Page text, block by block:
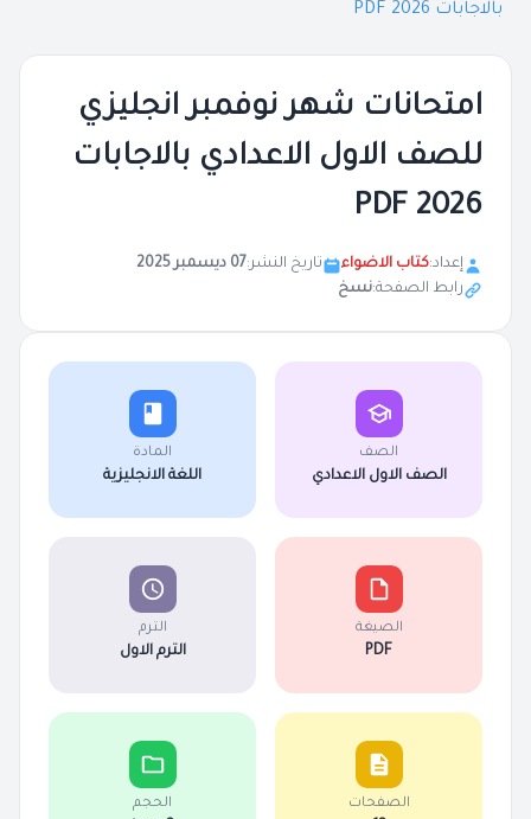
بالاجابات 2026 PDF
امتحانات شهر نوفمبر انجليزي
للصف الاول الاعدادي بالاجابات
2026 PDF
إعداد:كتاب الاضواء تاريخ النشر:07 ديسمبر 2025
رابط الصفحة:نسخ
الصف
الصف الاول الاعدادي
المادة
اللغة الانجليزية
الصيغة
PDF
الترم
الترم الاول
الصفحات الحجم